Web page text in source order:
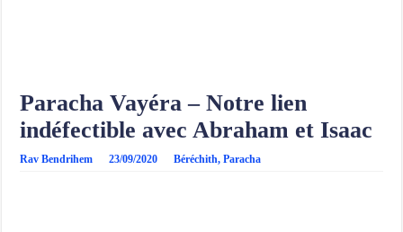
Paracha Vayéra – Notre lien
indéfectible avec Abraham et Isaac
Rav Bendrihem 23/09/2020 Béréchith,Paracha